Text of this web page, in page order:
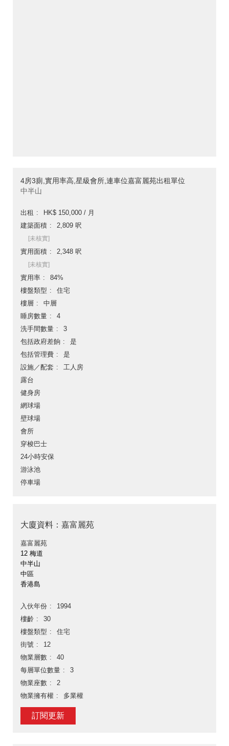
4房3廁,實用率高,星級會所,連車位嘉富麗苑出租單位
中半山
出租
HK$ 150,000 / 月
建築面積
2,809 呎
[未核實]
實用面積 2,348 呎
[未核實]
實用率
84%
樓盤類型
住宅
樓層
中層
睡房數量
4
洗手間數量
3
包括政府差餉
是
包括管理費
是
設施／配套
工人房
露台
健身房
網球場
壁球場
會所
穿梭巴士
24小時安保
游泳池
停車場
大廈資料：嘉富麗苑
嘉富麗苑
12 梅道
中半山
中區
香港島
入伙年份
1994
樓齡
30
樓盤類型
住宅
街號
12
物業層數
40
每層單位數量
3
物業座數
2
物業擁有權
多業權
訂閱更新